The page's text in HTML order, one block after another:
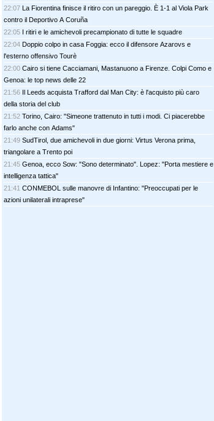
22:07 La Fiorentina finisce il ritiro con un pareggio. È 1-1 al Viola Park
contro il Deportivo A Coruña
22:05 I ritiri e le amichevoli precampionato di tutte le squadre
22:04 Doppio colpo in casa Foggia: ecco il difensore Azarovs e
l'esterno offensivo Tourè
22:00 Cairo si tiene Cacciamani, Mastanuono a Firenze. Colpi Como e
Genoa: le top news delle 22
21:56 Il Leeds acquista Trafford dal Man City: è l'acquisto più caro
della storia del club
21:52 Torino, Cairo: "Simeone trattenuto in tutti i modi. Ci piacerebbe
farlo anche con Adams"
21:49 SudTirol, due amichevoli in due giorni: Virtus Verona prima,
triangolare a Trento poi
21:45 Genoa, ecco Sow: "Sono determinato". Lopez: "Porta mestiere e
intelligenza tattica"
21:41 CONMEBOL sulle manovre di Infantino: "Preoccupati per le
azioni unilaterali intraprese"